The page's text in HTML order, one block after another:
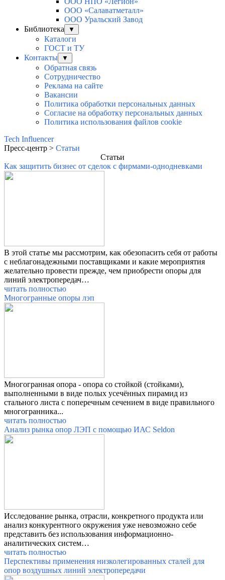
ООО «Салаватметалл»
ООО Уральский Завод
Библиотека
▼
Каталоги
ГОСТ и ТУ
Контакты
▼
Обратная связь
Сотрудничество
Реклама на сайте
Вакансии
Политика обработки персональных данных
Согласие на обработку персональных данных
Политика использования файлов cookie
Tech Influencer
Пресс-центр > Статьи
Статьи
Как защитить бизнес от сделок с фирмами-однодневками
В этой статье мы рассмотрим, как обезопасить себя от работы
с неблагонадежными поставщиками и какие мероприятия
желательно провести прежде, чем приобрести опоры для
линий электропередач…
читать полностью
Многогранные опоры лэп
Многогранная опора - опора со стойкой (стойками),
выполненными в виде полых усечённых пирамид из
стального листа с поперечным сечением в виде правильного
многогранника...
читать полностью
Анализ рынка опор ЛЭП с помощью ИАС Seldon
Исследование рынка, отрасли, конкретного продукта или
анализ конкурентного окружения уже невозможно себе
представить без использования информационно-
аналитических систем…
читать полностью
Перспективы применения низколегированных сталей для
опор воздушных линий электропередачи